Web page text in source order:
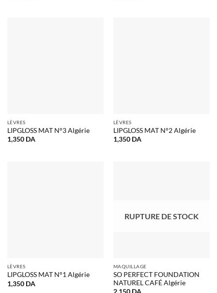
LÈVRES
LIPGLOSS MAT N°3 Algérie
1,350 DA
LÈVRES
LIPGLOSS MAT N°2 Algérie
1,350 DA
LÈVRES
LIPGLOSS MAT N°1 Algérie
1,350 DA
RUPTURE DE STOCK
MAQUILLAGE
SO PERFECT FOUNDATION
NATUREL CAFÉ Algérie